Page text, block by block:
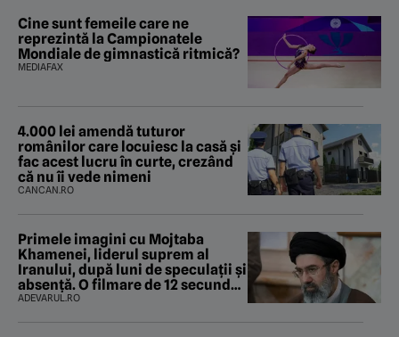
Cine sunt femeile care ne
reprezintă la Campionatele
Mondiale de gimnastică ritmică?
MEDIAFAX
4.000 lei amendă tuturor
românilor care locuiesc la casă și
fac acest lucru în curte, crezând
că nu îi vede nimeni
CANCAN.RO
Primele imagini cu Mojtaba
Khamenei, liderul suprem al
Iranului, după luni de speculații și
absență. O filmare de 12 secunde
ridică noi întrebări
ADEVARUL.RO